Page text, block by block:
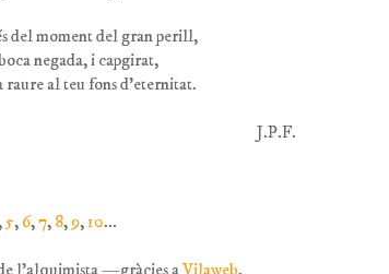
del moment del gran perill,
negada, i capgirat,
raure al teu fons d'eternitat.
J.P.F.
5, 6,7, 8, 9,10...
l'alquimista —gràcies aVilaweb.